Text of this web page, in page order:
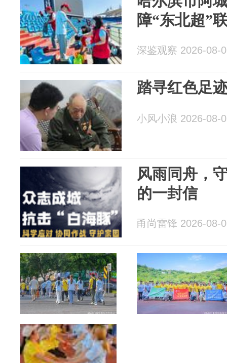
障“东北超”
深鉴观察 2026-08-
踏寻红色足
小风小浪 2026-08-
风雨同舟，
的一封信
甬尚雷锋 2026-08-